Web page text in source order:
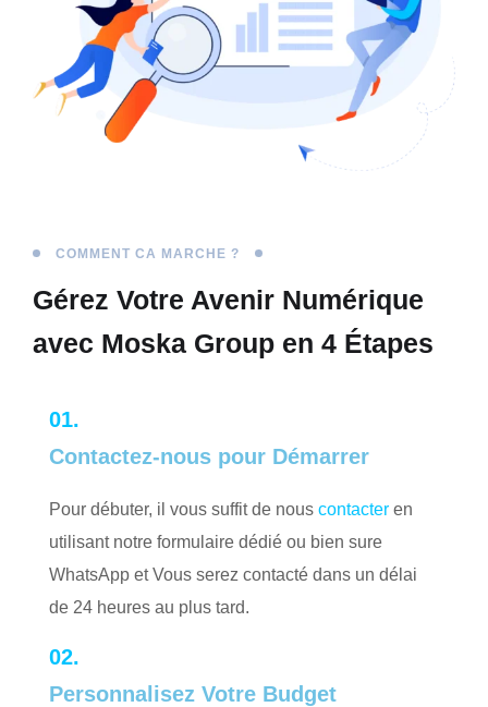
COMMENT CA MARCHE ?
Gérez Votre Avenir Numérique
avec Moska Group en 4 Étapes
01.
Contactez-nous pour Démarrer
Pour débuter, il vous suffit de nous contacter en
utilisant notre formulaire dédié ou bien sure
WhatsApp et Vous serez contacté dans un délai
de 24 heures au plus tard.
02.
Personnalisez Votre Budget